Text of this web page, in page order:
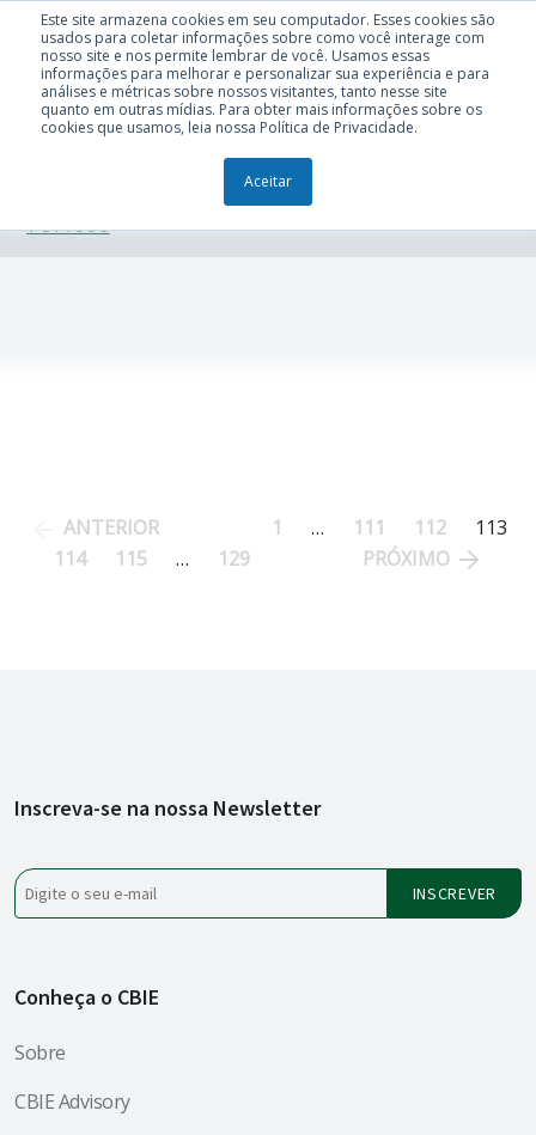
Este site armazena cookies em seu computador. Esses cookies são
usados para coletar informações sobre como você interage com
nosso site e nos permite lembrar de você. Usamos essas
informações para melhorar e personalizar sua experiência e para
análises e métricas sobre nossos visitantes, tanto nesse site
quanto em outras mídias. Para obter mais informações sobre os
cookies que usamos, leia nossa Política de Privacidade.
Aceitar
TÓPICOS
Navegação
ANTERIOR 1 … 111 112
113
114
115 … 129 PRÓXIMO
Inscreva-se na nossa Newsletter
Conheça o CBIE
Sobre
CBIE Advisory